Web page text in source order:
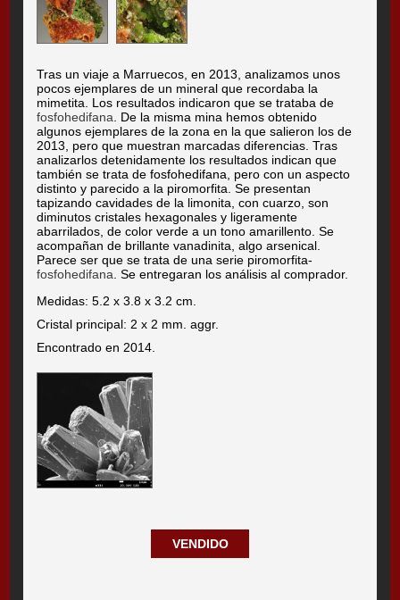
Tras un viaje a Marruecos, en 2013, analizamos unos
pocos ejemplares de un mineral que recordaba la
mimetita. Los resultados indicaron que se trataba de
fosfohedifana . De la misma mina hemos obtenido
algunos ejemplares de la zona en la que salieron los de
2013, pero que muestran marcadas diferencias. Tras
analizarlos detenidamente los resultados indican que
también se trata de fosfohedifana, pero con un aspecto
distinto y parecido a la piromorfita. Se presentan
tapizando cavidades de la limonita, con cuarzo, son
diminutos cristales hexagonales y ligeramente
abarrilados, de color verde a un tono amarillento. Se
acompañan de brillante vanadinita, algo arsenical.
Parece ser que se trata de una serie piromorfita-
fosfohedifana . Se entregaran los análisis al comprador.
Medidas: 5.2 x 3.8 x 3.2 cm.
Cristal principal: 2 x 2 mm. aggr.
Encontrado en 2014.
VENDIDO